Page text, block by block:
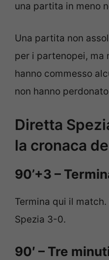
una partita in meno
Una partita non
per i partenopei, ma
hanno commesso
non hanno
Diretta
la cronaca
90’+3 –
Termina qui il
Spezia 3-0.
90′ – Tre